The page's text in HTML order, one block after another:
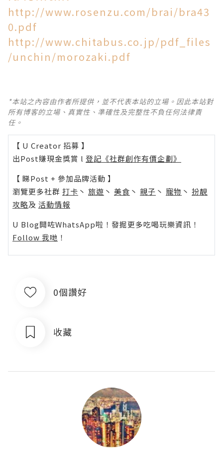
http://www.rosenzu.com/brai/bra43
0.pdf
http://www.chitabus.co.jp/pdf_files
/unchin/morozaki.pdf
*本站之內容由作者所提供，並不代表本站的立場。因此本站對
所有博客的立場、真實性、準確性及完整性不負任何法律責
任。
【 U Creator 招募 】
出Post賺現金獎賞 l 登記《社群創作有價企劃》
【 睇Post + 參加品牌活動 】
瀏覽更多社群 打卡 丶 旅遊 丶 美食 丶 親子 丶 寵物 丶 扮靚
攻略及 活動情報
U Blog開咗WhatsApp啦！發掘更多吃喝玩樂資訊！
Follow 我哋 ！
0個讚好
收藏